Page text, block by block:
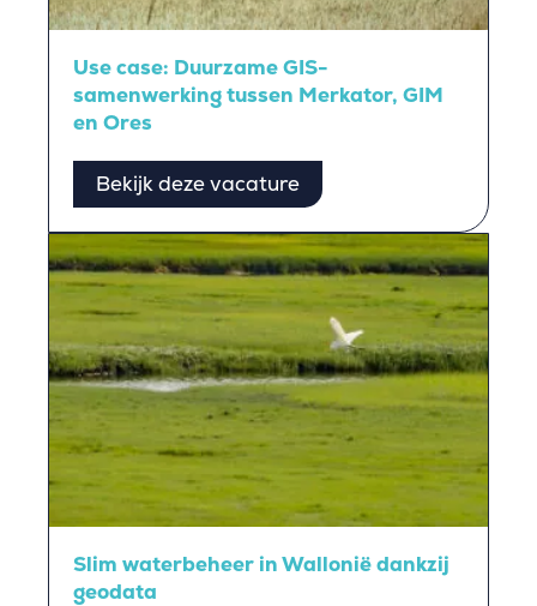
Use case: Duurzame GIS-
samenwerking tussen Merkator, GIM
en Ores
Bekijk deze vacature
Slim waterbeheer in Wallonië dankzij
geodata